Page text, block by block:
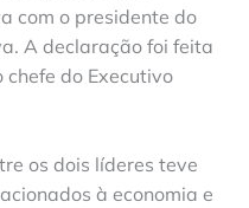
com o presidente do
A declaração foi feita
chefe do Executivo
os dois líderes teve
à economia e